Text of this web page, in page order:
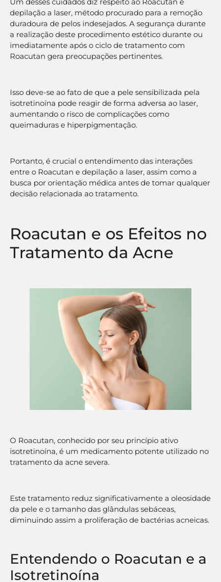
Um desses cuidados diz respeito ao Roacutan e
depilação a laser, método procurado para a remoção
duradoura de pelos indesejados. A segurança durante
a realização deste procedimento estético durante ou
imediatamente após o ciclo de tratamento com
Roacutan gera preocupações pertinentes.
Isso deve-se ao fato de que a pele sensibilizada pela
isotretinoína pode reagir de forma adversa ao laser,
aumentando o risco de complicações como
queimaduras e hiperpigmentação.
Portanto, é crucial o entendimento das interações
entre o Roacutan e depilação a laser, assim como a
busca por orientação médica antes de tomar qualquer
decisão relacionada ao tratamento.
Roacutan e os Efeitos no
Tratamento da Acne
O Roacutan, conhecido por seu princípio ativo
isotretinoína, é um medicamento potente utilizado no
tratamento da acne severa.
Este tratamento reduz significativamente a oleosidade
da pele e o tamanho das glândulas sebáceas,
diminuindo assim a proliferação de bactérias acneicas.
Entendendo o Roacutan e a
Isotretinoína